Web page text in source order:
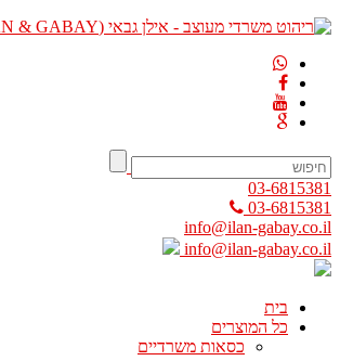
03-6815381
03-6815381
info@ilan-gabay.co.il
info@ilan-gabay.co.il
בית
כל המוצרים
כסאות משרדיים